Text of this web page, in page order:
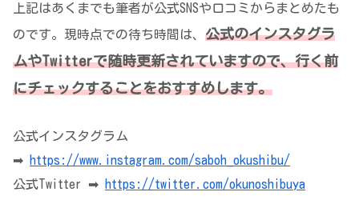
上記はあくまでも筆者が公式SNSや口コミからまとめたも
のです。現時点での待ち時間は、 公式のインスタグラ
ムやTwitterで随時更新されていますので、行く前
にチェックすることをおすすめします。
公式インスタグラム
➡
https://www.instagram.com/saboh_okushibu/
公式Twitter ➡
https://twitter.com/okunoshibuya